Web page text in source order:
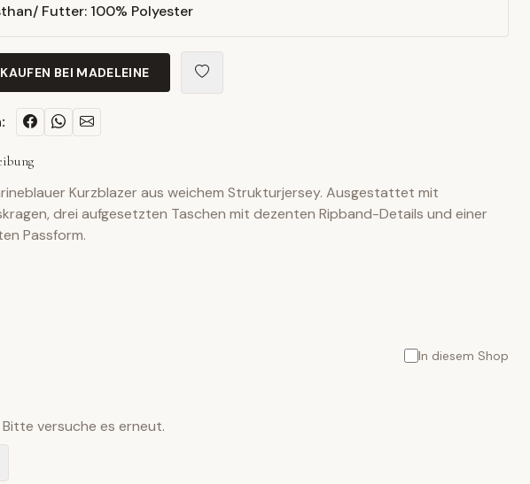
Futter: 100% Polyester
KAUFEN BEI MADELEINE
Kurzblazer aus weichem Strukturjersey. Ausgestattet mit
drei aufgesetzten Taschen mit dezenten Ripband-Details und einer
Passform.
In diesem Shop
versuche es erneut.